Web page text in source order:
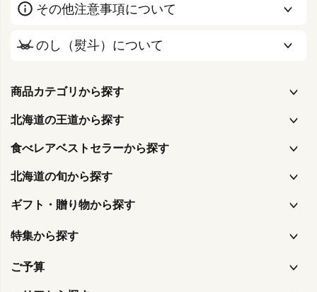
その他注意事項について
のし（熨斗）について
商品カテゴリから探す
北海道の王道から探す
食べレアベストセラーから探す
北海道の旬から探す
ギフト・贈り物から探す
特集から探す
ご予算